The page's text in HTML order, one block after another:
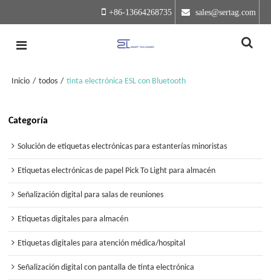
+86-13664268735 sales@sertag.com
Inicio / todos / tinta electrónica ESL con Bluetooth
Categoría
Solución de etiquetas electrónicas para estanterías minoristas
Etiquetas electrónicas de papel Pick To Light para almacén
Señalización digital para salas de reuniones
Etiquetas digitales para almacén
Etiquetas digitales para atención médica/hospital
Señalización digital con pantalla de tinta electrónica